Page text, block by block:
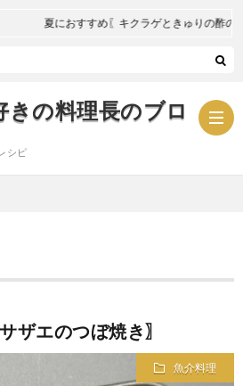
の料理長のブロ
シピ
夏におすすめ〖キクラゲときゅりの酢の物〗
ザエのつぼ焼き〗
魚介料理